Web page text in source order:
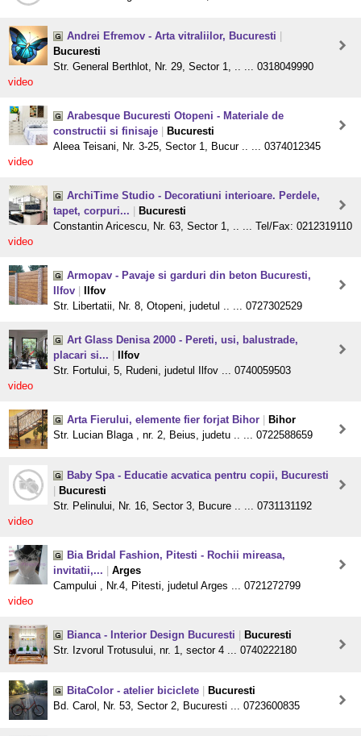
Andrei Efremov - Arta vitraliilor, Bucuresti
Bucuresti
Str. General Berthlot, Nr. 29, Sector 1, .. ... 0318049990
video
Arabesque Bucuresti Otopeni - Materiale de
constructii si finisaje
Bucuresti
Aleea Teisani, Nr. 3-25, Sector 1, Bucur .. ... 0374012345
video
ArchiTime Studio - Decoratiuni interioare. Perdele,
tapet, corpuri...
Bucuresti
Constantin Aricescu, Nr. 63, Sector 1, .. ... Tel/Fax: 0212319110
video
Armopav - Pavaje si garduri din beton Bucuresti,
Ilfov
Ilfov
Str. Libertatii, Nr. 8, Otopeni, judetul .. ... 0727302529
Art Glass Denisa 2000 - Pereti, usi, balustrade,
placari si...
Ilfov
Str. Fortului, 5, Rudeni, judetul Ilfov ... 0740059503
video
Arta Fierului, elemente fier forjat Bihor
Bihor
Str. Lucian Blaga , nr. 2, Beius, judetu .. ... 0722588659
Baby Spa - Educatie acvatica pentru copii, Bucuresti
Bucuresti
Str. Pelinului, Nr. 16, Sector 3, Bucure .. ... 0731131192
video
Bia Bridal Fashion, Pitesti - Rochii mireasa,
invitatii,...
Arges
Campului , Nr.4, Pitesti, judetul Arges ... 0721272799
video
Bianca - Interior Design Bucuresti
Bucuresti
Str. Izvorul Trotusului, nr. 1, sector 4 ... 0740222180
BitaColor - atelier biciclete
Bucuresti
Bd. Carol, Nr. 53, Sector 2, Bucuresti ... 0723600835